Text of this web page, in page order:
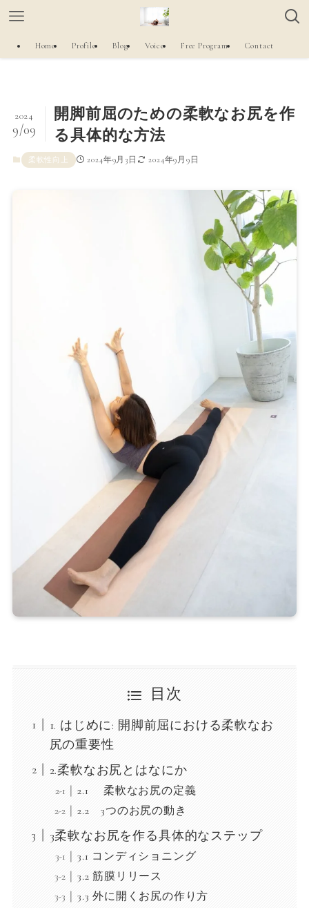
Home Profile Blog Voice Free Program Contact
開脚前屈のための柔軟なお尻を作
る具体的な方法
2024
9/09
柔軟性向上 2024年9月3日 2024年9月9日
目次
1. はじめに: 開脚前屈における柔軟なお
尻の重要性
2.柔軟なお尻とはなにか
2.1 柔軟なお尻の定義
2.2 3つのお尻の動き
3柔軟なお尻を作る具体的なステップ
3.1 コンディショニング
3.2 筋膜リリース
3.3 外に開くお尻の作り方